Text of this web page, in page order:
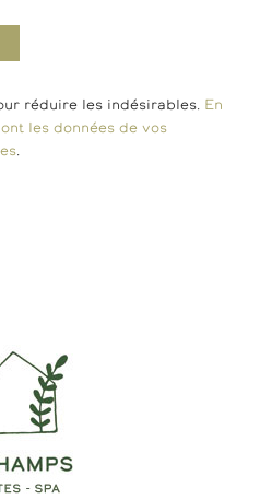
réduire les indésirables. En
les données de vos
.